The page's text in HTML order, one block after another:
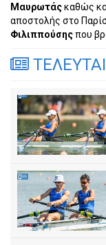
Μαυρωτάςκαθώς
αποστολής στο
Φιλιππούσηςπου